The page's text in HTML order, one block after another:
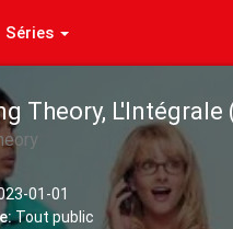
Séries
Theory, L'Intégrale
01-01
Tout public